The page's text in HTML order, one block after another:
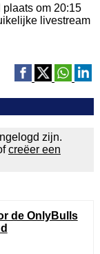
om 20:15
livestream
zijn.
creëer een
de OnlyBulls